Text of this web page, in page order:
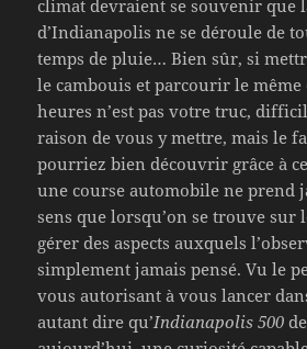
climat devraient se souvenir que
d’Indianapolis ne se déroule de
temps de pluie… Bien sûr, si
le cambouis et parcourir le même
heures n’est pas votre truc,
raison de vous y mettre, mais le
pourriez bien découvrir grâce à
une course automobile ne prend
sens que lorsqu’on se trouve sur
gérer des aspects auxquels
simplement jamais pensé. Vu le
vous autorisant à vous lancer
autant dire qu’Indianapolis 500